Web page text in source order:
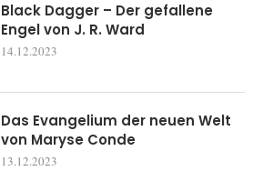
Black Dagger – Der gefallene
Engel von J. R. Ward
14.12.2023
Das Evangelium der neuen Welt
von Maryse Conde
13.12.2023